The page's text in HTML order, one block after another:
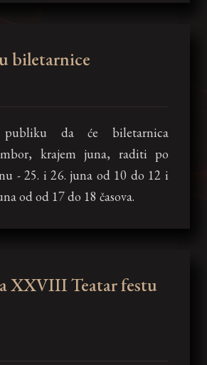
biletarnice
publiku da će biletarnica
krajem juna, raditi po
- 25. i 26. juna od 10 do 12 i
od od 17 do 18 časova.
XXVIII Teatar festu